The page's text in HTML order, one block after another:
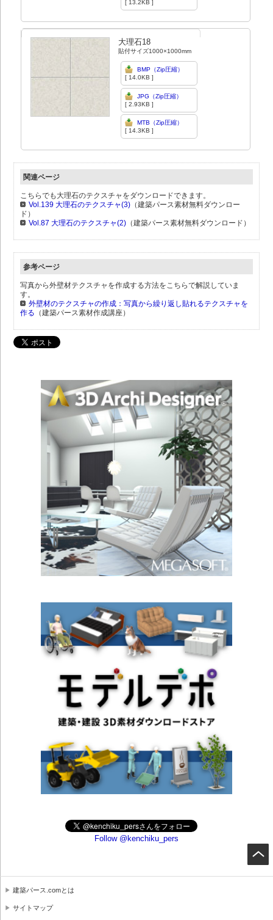
[ 13.2KB ]
大理石18
貼付サイズ1000×1000mm
BMP（Zip圧縮）
[ 14.0KB ]
JPG（Zip圧縮）
[ 2.93KB ]
MTB（Zip圧縮）
[ 14.3KB ]
関連ページ
こちらでも大理石のテクスチャをダウンロードできます。
Vol.139 大理石のテクスチャ(3) （建築パース素材無料ダウンロー
ド）
Vol.87 大理石のテクスチャ(2) （建築パース素材無料ダウンロード）
参考ページ
写真から外壁材テクスチャを作成する方法をこちらで解説していま
す。
外壁材のテクスチャの作成：写真から繰り返し貼れるテクスチャを
作る
（建築パース素材作成講座）
Follow @kenchiku_pers
建築パース.comとは
サイトマップ